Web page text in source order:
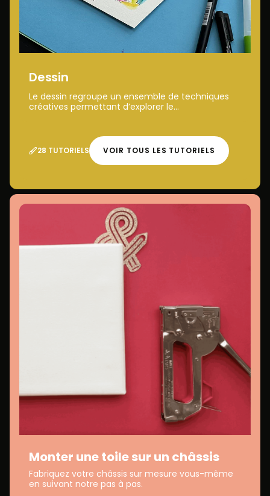
Dessin
Le dessin regroupe un ensemble de techniques
créatives permettant d’explorer le...
28 TUTORIELS VOIR TOUS LES TUTORIELS
Monter une toile sur un châssis
Fabriquez votre châssis sur mesure vous-même
en suivant notre pas à pas.